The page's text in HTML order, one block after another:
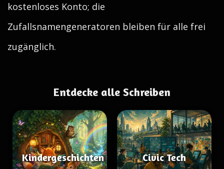
kostenloses Konto; die
Zufallsnamengeneratoren bleiben für alle frei
zugänglich.
Entdecke alle Schreiben
Kindergeschichten Civic Tech